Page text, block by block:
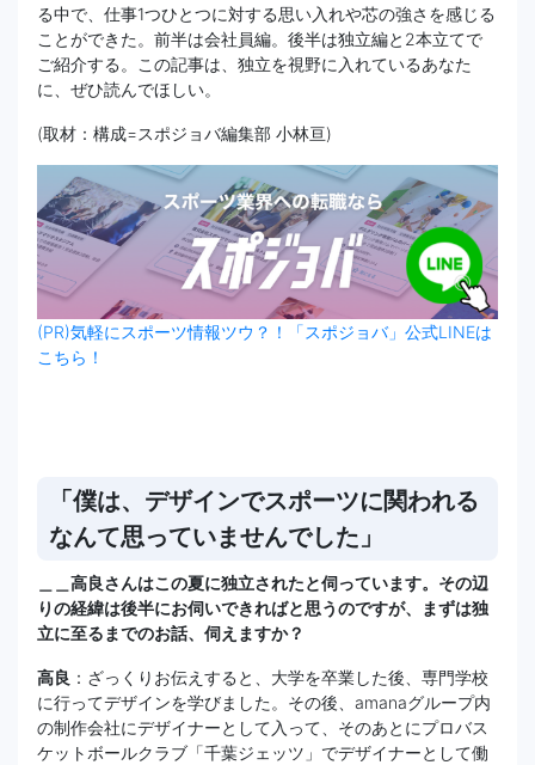
る中で、仕事1つひとつに対する思い入れや芯の強さを感じる
ことができた。前半は会社員編。後半は独立編と2本立てで
ご紹介する。この記事は、独立を視野に入れているあなた
に、ぜひ読んでほしい。
(取材：構成=スポジョバ編集部 小林亘)
(PR)気軽にスポーツ情報ツウ？！「スポジョバ」公式LINEは
こちら！
「僕は、デザインでスポーツに関われる
なんて思っていませんでした」
＿＿高良さんはこの夏に独立されたと伺っています。その辺
りの経緯は後半にお伺いできればと思うのですが、まずは独
立に至るまでのお話、伺えますか？
高良 ：ざっくりお伝えすると、大学を卒業した後、専門学校
に行ってデザインを学びました。その後、amanaグループ内
の制作会社にデザイナーとして入って、そのあとにプロバス
ケットボールクラブ「千葉ジェッツ」でデザイナーとして働